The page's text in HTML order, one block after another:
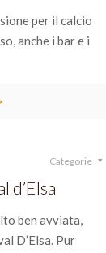
per il calcio
anche i bar e i
Categorie
d’Elsa
ben avviata,
D’Elsa. Pur